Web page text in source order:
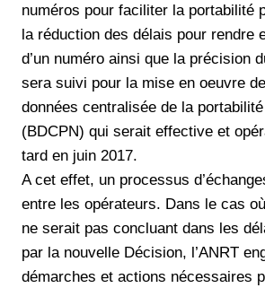
numéros pour faciliter la portabilité
la réduction des délais pour rendre
d’un numéro ainsi que la précision
sera suivi pour la mise en oeuvre
données centralisée de la
(BDCPN) qui serait effective et
tard en juin 2017.
A cet effet, un processus
entre les opérateurs. Dans le cas
ne serait pas concluant dans les
par la nouvelle Décision, l’ANRT
démarches et actions nécessaires